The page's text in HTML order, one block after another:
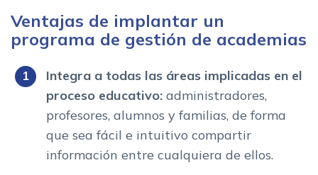
Ventajas de implantar un
programa de gestión de academias
Integra a todas las áreas implicadas en el
proceso educativo: administradores,
profesores, alumnos y familias, de forma
que sea fácil e intuitivo compartir
información entre cualquiera de ellos.